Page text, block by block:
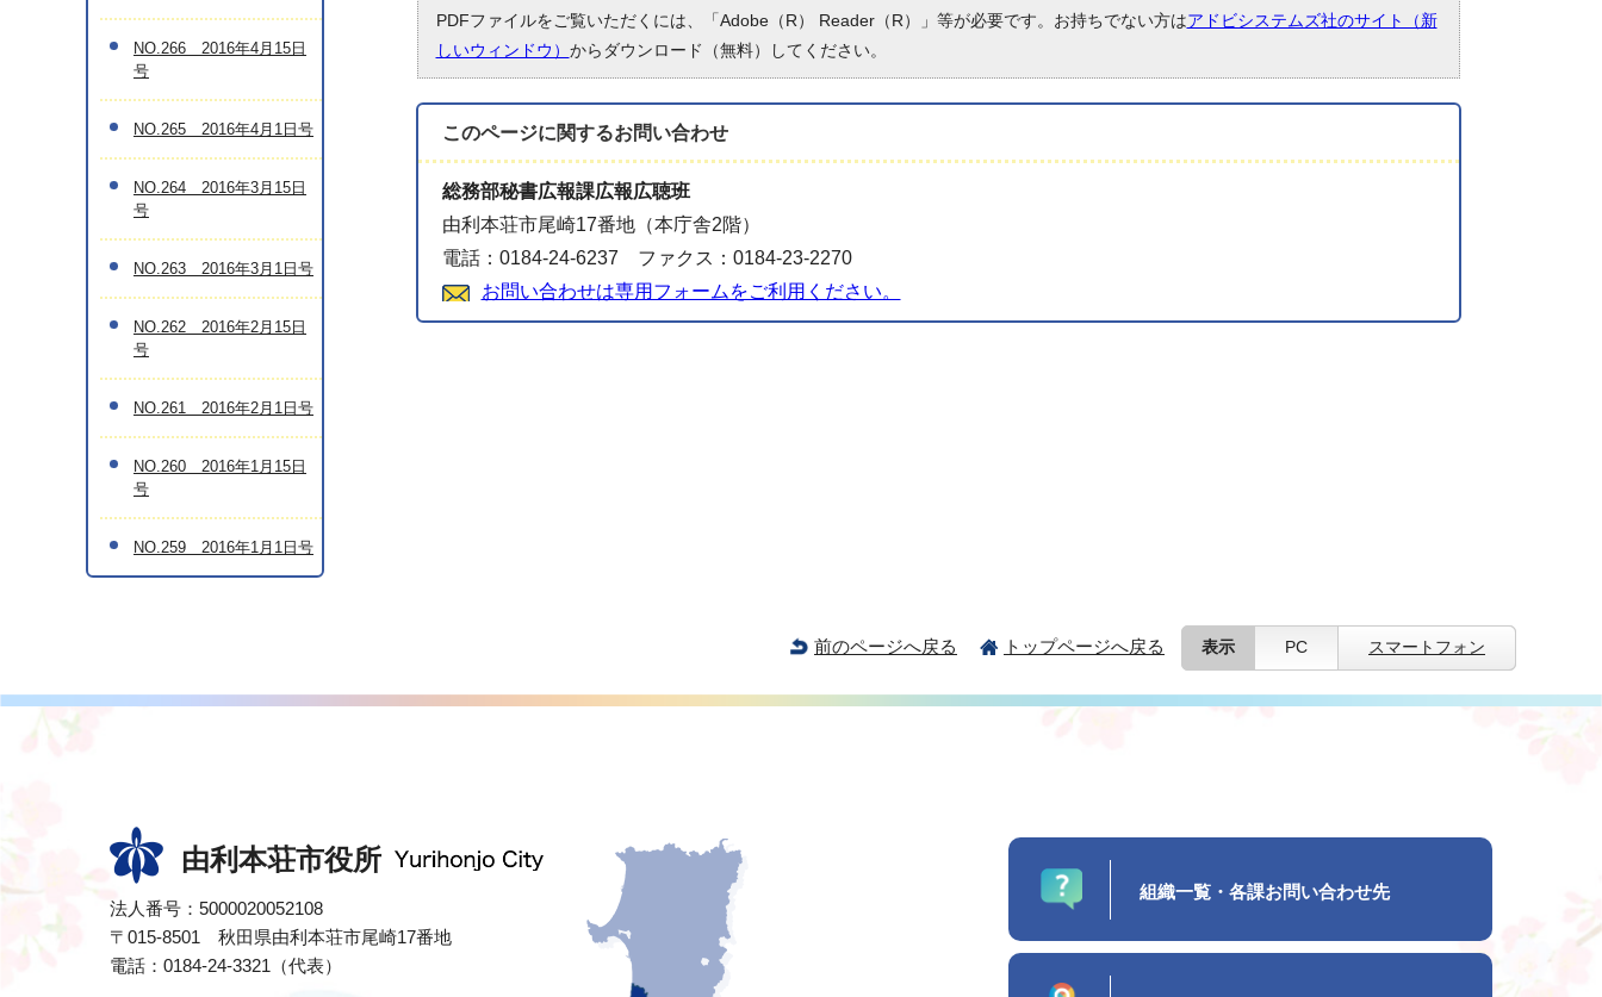
PDFファイルをご覧いただくには、「Adobe（R） Reader（R）」等が必要です。お持ちでない方はアドビシステムズ社のサイト（新
しいウィンドウ） からダウンロード（無料）してください。
このページに関するお問い合わせ
総務部秘書広報課広報広聴班
由利本荘市尾崎17番地（本庁舎2階）
電話：0184-24-6237 ファクス：0184-23-2270
お問い合わせは専用フォームをご利用ください。
NO.266 2016年4月15日
号
NO.265 2016年4月1日号
NO.264 2016年3月15日
号
NO.263 2016年3月1日号
NO.262 2016年2月15日
号
NO.261 2016年2月1日号
NO.260 2016年1月15日
号
NO.259 2016年1月1日号
前のページへ戻る トップページへ戻る 表示 PC スマートフォン
由利本荘市役所
法人番号：5000020052108
〒015-8501 秋田県由利本荘市尾崎17番地
電話：0184-24-3321（代表）
組織一覧・各課お問い合わせ先